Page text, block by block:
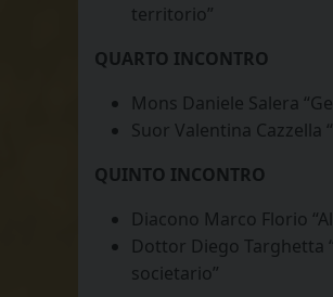
territorio”
QUARTO INCONTRO
Mons Daniele Salera
Suor Valentina Cazzella
QUINTO INCONTRO
Diacono Marco Florio
Dottor Diego Targhetta
societario”